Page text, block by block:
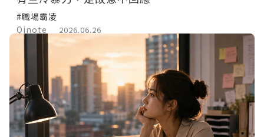
#職場霸凌
Qinote
2026.06.26